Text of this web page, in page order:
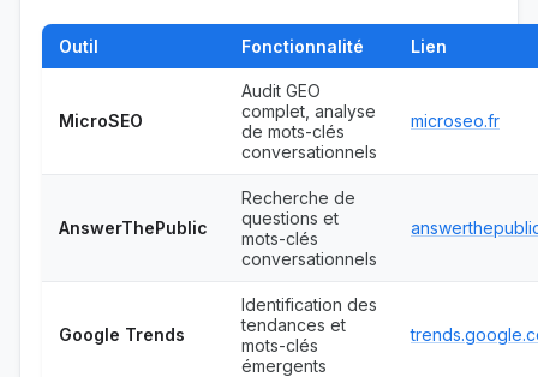
Outil Fonctionnalité Lien
MicroSEO
Audit GEO
complet, analyse
de mots-clés
conversationnels
microseo.fr
AnswerThePublic
Recherche de
questions et
mots-clés
conversationnels
Google Trends
Identification des
tendances et
mots-clés
émergents